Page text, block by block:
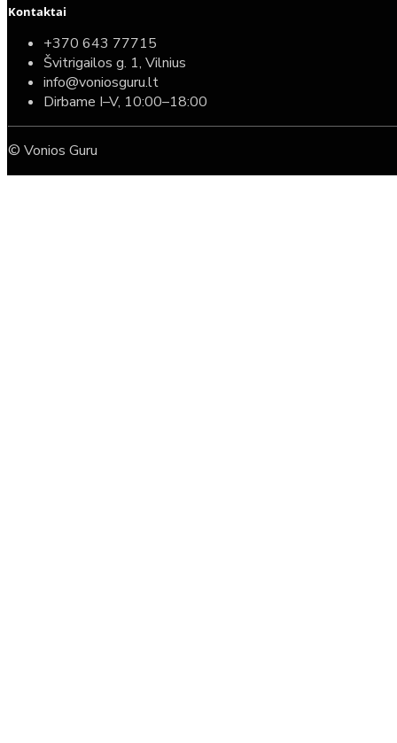
Kontaktai
+370 643 77715
Švitrigailos g. 1, Vilnius
info@voniosguru.lt
Dirbame I–V, 10:00–18:00
© Vonios Guru